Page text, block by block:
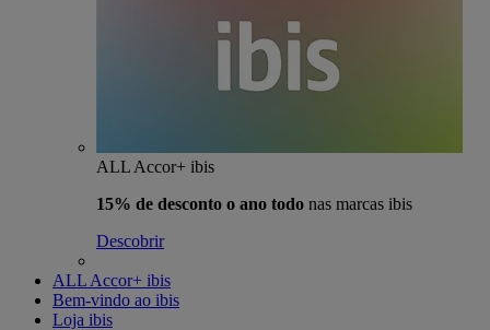
ALL Accor+ ibis
15% de desconto o ano todo nas marcas ibis
Descobrir
ALL Accor+ ibis
Bem-vindo ao ibis
Loja ibis